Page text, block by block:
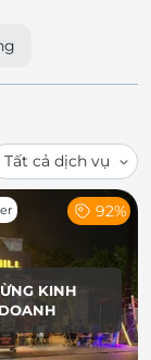
KINH
DOANH
92%